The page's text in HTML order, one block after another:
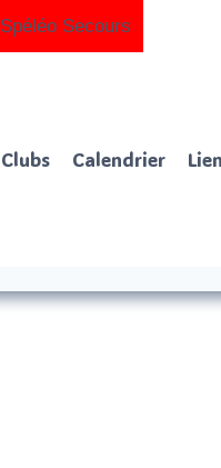
Spéléo Secours
Clubs Calendrier